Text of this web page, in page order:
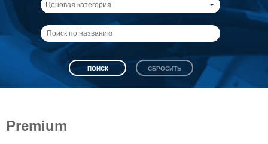
Ценовая категория
Premium